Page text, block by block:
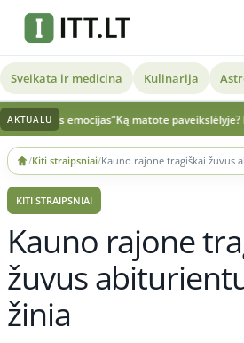
Sveikata ir medicina Kulinarija
AKTUALU
emocijas“Ką matote paveikslėlyje? Išduos,
Skip
to
content
/Kiti straipsniai/Kauno rajone tragiškai žuvus
KITI STRAIPSNIAI
Kauno rajone
žuvus
žinia